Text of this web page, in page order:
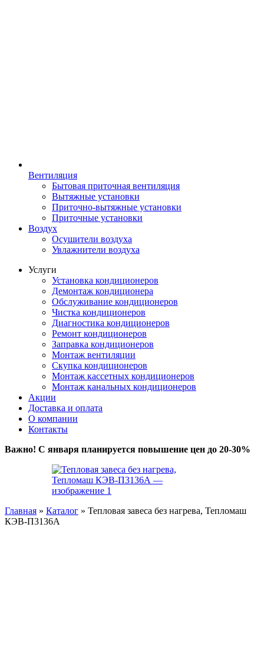
Вентиляция
Бытовая приточная вентиляция
Вытяжные установки
Приточно-вытяжные установки
Приточные установки
Воздух
Осушители воздуха
Увлажнители воздуха
Услуги
Установка кондиционеров
Демонтаж кондиционера
Обслуживание кондиционеров
Чистка кондиционеров
Диагностика кондиционеров
Ремонт кондиционеров
Заправка кондиционеров
Монтаж вентиляции
Скупка кондиционеров
Монтаж кассетных кондиционеров
Монтаж канальных кондиционеров
Акции
Доставка и оплата
О компании
Контакты
Важно! С января планируется повышение цен до 20-30%
Главная » Каталог » Тепловая завеса без нагрева, Тепломаш
КЭВ-П3136A